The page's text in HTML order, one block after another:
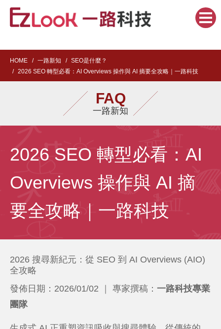
HOME 一路新知
SEO是什麼？
2026 SEO 轉型必看：AI Overviews 操作與 AI 摘要全攻略｜一路科技
FAQ
一路新知
2026 SEO 轉型必看：AI
Overviews 操作與 AI 摘
要全攻略｜一路科技
2026 搜尋新紀元：從 SEO 到 AI Overviews (AIO)
全攻略
發佈日期：2026/01/02 ｜ 專家撰稿： 一路科技專業
團隊